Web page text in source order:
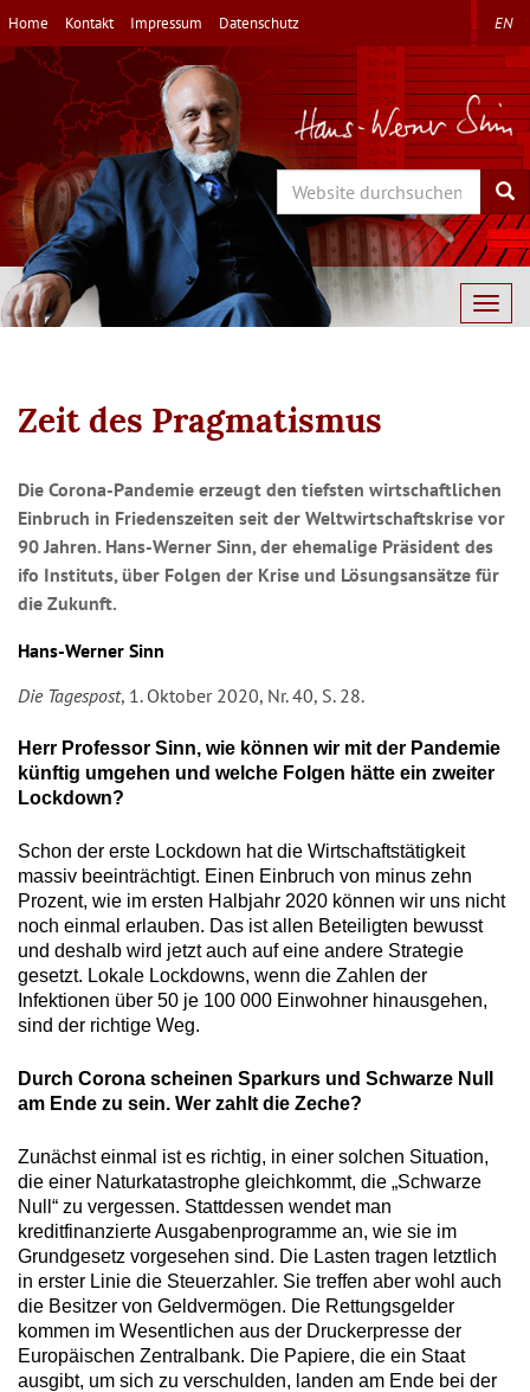
Direkt
zum
Inhalt
Home Kontakt Impressum Datenschutz EN
Search
Zeit des Pragmatismus
Die Corona-Pandemie erzeugt den tiefsten wirtschaftlichen
Einbruch in Friedenszeiten seit der Weltwirtschaftskrise vor
90 Jahren. Hans-Werner Sinn, der ehemalige Präsident des
ifo Instituts, über Folgen der Krise und Lösungsansätze für
die Zukunft.
Hans-Werner Sinn
Die Tagespost, 1. Oktober 2020, Nr. 40, S. 28.
Herr Professor Sinn, wie können wir mit der Pandemie
künftig umgehen und welche Folgen hätte ein zweiter
Lockdown?
Schon der erste Lockdown hat die Wirtschaftstätigkeit
massiv beeinträchtigt. Einen Einbruch von minus zehn
Prozent, wie im ersten Halbjahr 2020 können wir uns nicht
noch einmal erlauben. Das ist allen Beteiligten bewusst
und deshalb wird jetzt auch auf eine andere Strategie
gesetzt. Lokale Lockdowns, wenn die Zahlen der
Infektionen über 50 je 100 000 Einwohner hinausgehen,
sind der richtige Weg.
Durch Corona scheinen Sparkurs und Schwarze Null
am Ende zu sein. Wer zahlt die Zeche?
Zunächst einmal ist es richtig, in einer solchen Situation,
die einer Naturkatastrophe gleichkommt, die „Schwarze
Null“ zu vergessen. Stattdessen wendet man
kreditfinanzierte Ausgabenprogramme an, wie sie im
Grundgesetz vorgesehen sind. Die Lasten tragen letztlich
in erster Linie die Steuerzahler. Sie treffen aber wohl auch
die Besitzer von Geldvermögen. Die Rettungsgelder
kommen im Wesentlichen aus der Druckerpresse der
Europäischen Zentralbank. Die Papiere, die ein Staat
ausgibt, um sich zu verschulden, landen am Ende bei der